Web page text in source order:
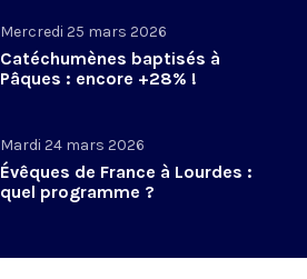
Mercredi 25 mars 2026
Catéchumènes baptisés à
Pâques : encore +28% !
Mardi 24 mars 2026
Évêques de France à Lourdes :
quel programme ?